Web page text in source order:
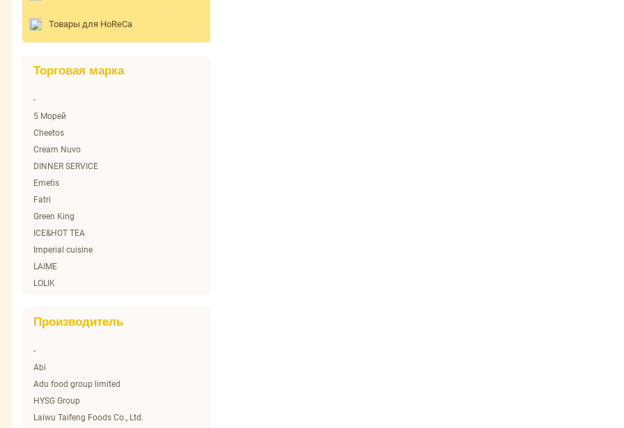
Товары для HoReCa
Торговая марка
-
5 Морей
Cheetos
Cream Nuvo
DINNER SERVICE
Emetis
Fatri
Green King
ICE&HOT TEA
Imperial cuisine
LAIME
LOLIK
MultiCook
O Sole mio
SUNFEEL
YAKIMAL
Арикон
Балтийский Берег
Производитель
-
Abi
Adu food group limited
HYSG Group
Laiwu Taifeng Foods Co., Ltd.